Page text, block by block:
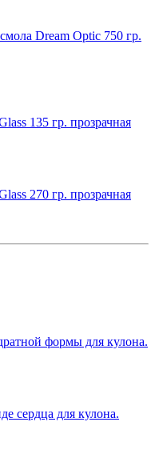
Dream Optic 750 гр.
135 гр. прозрачная
270 гр. прозрачная
формы для кулона.
сердца для кулона.